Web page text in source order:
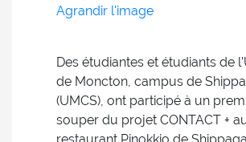
Agrandir l'image
Des étudiantes et étudiants de
de Moncton, campus de
(UMCS), ont participé à un
souper du projet CONTACT +